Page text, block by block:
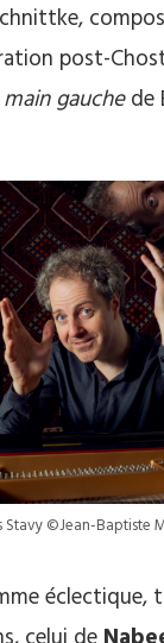
post-
gauchede
Stavy ©Jean-Baptiste
éclectique,